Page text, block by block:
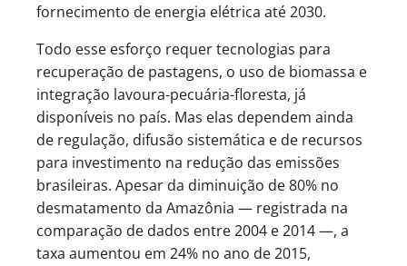
fornecimento de energia elétrica até 2030.
Todo esse esforço requer tecnologias para
recuperação de pastagens, o uso de biomassa e
integração lavoura-pecuária-floresta, já
disponíveis no país. Mas elas dependem ainda
de regulação, difusão sistemática e de recursos
para investimento na redução das emissões
brasileiras. Apesar da diminuição de 80% no
desmatamento da Amazônia — registrada na
comparação de dados entre 2004 e 2014 —, a
taxa aumentou em 24% no ano de 2015,